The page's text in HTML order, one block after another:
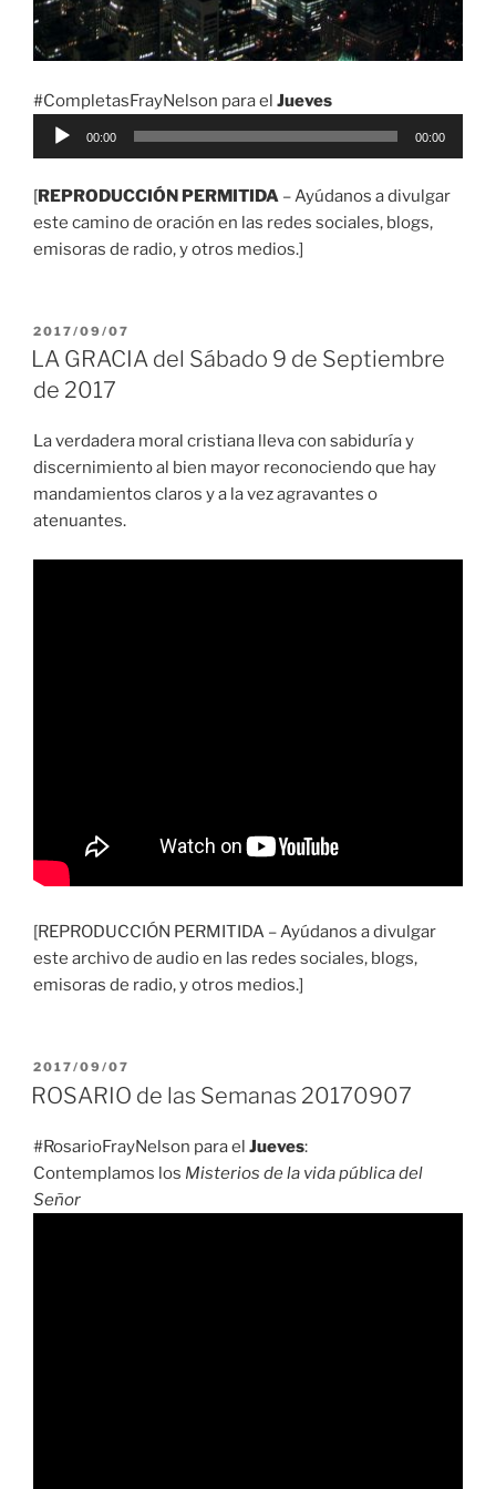
#CompletasFrayNelson para el Jueves
Reproductor
00:00 00:00
[REPRODUCCIÓN PERMITIDA – Ayúdanos a divulgar
este camino de oración en las redes sociales, blogs,
emisoras de radio, y otros medios.]
PUBLICADO
EL
2017/09/07
LA GRACIA del Sábado 9 de Septiembre
de 2017
La verdadera moral cristiana lleva con sabiduría y
discernimiento al bien mayor reconociendo que hay
mandamientos claros y a la vez agravantes o
atenuantes.
[REPRODUCCIÓN PERMITIDA – Ayúdanos a divulgar
este archivo de audio en las redes sociales, blogs,
emisoras de radio, y otros medios.]
PUBLICADO
EL
2017/09/07
ROSARIO de las Semanas 20170907
#RosarioFrayNelson para el Jueves:
Contemplamos los Misterios de la vida pública del
Señor